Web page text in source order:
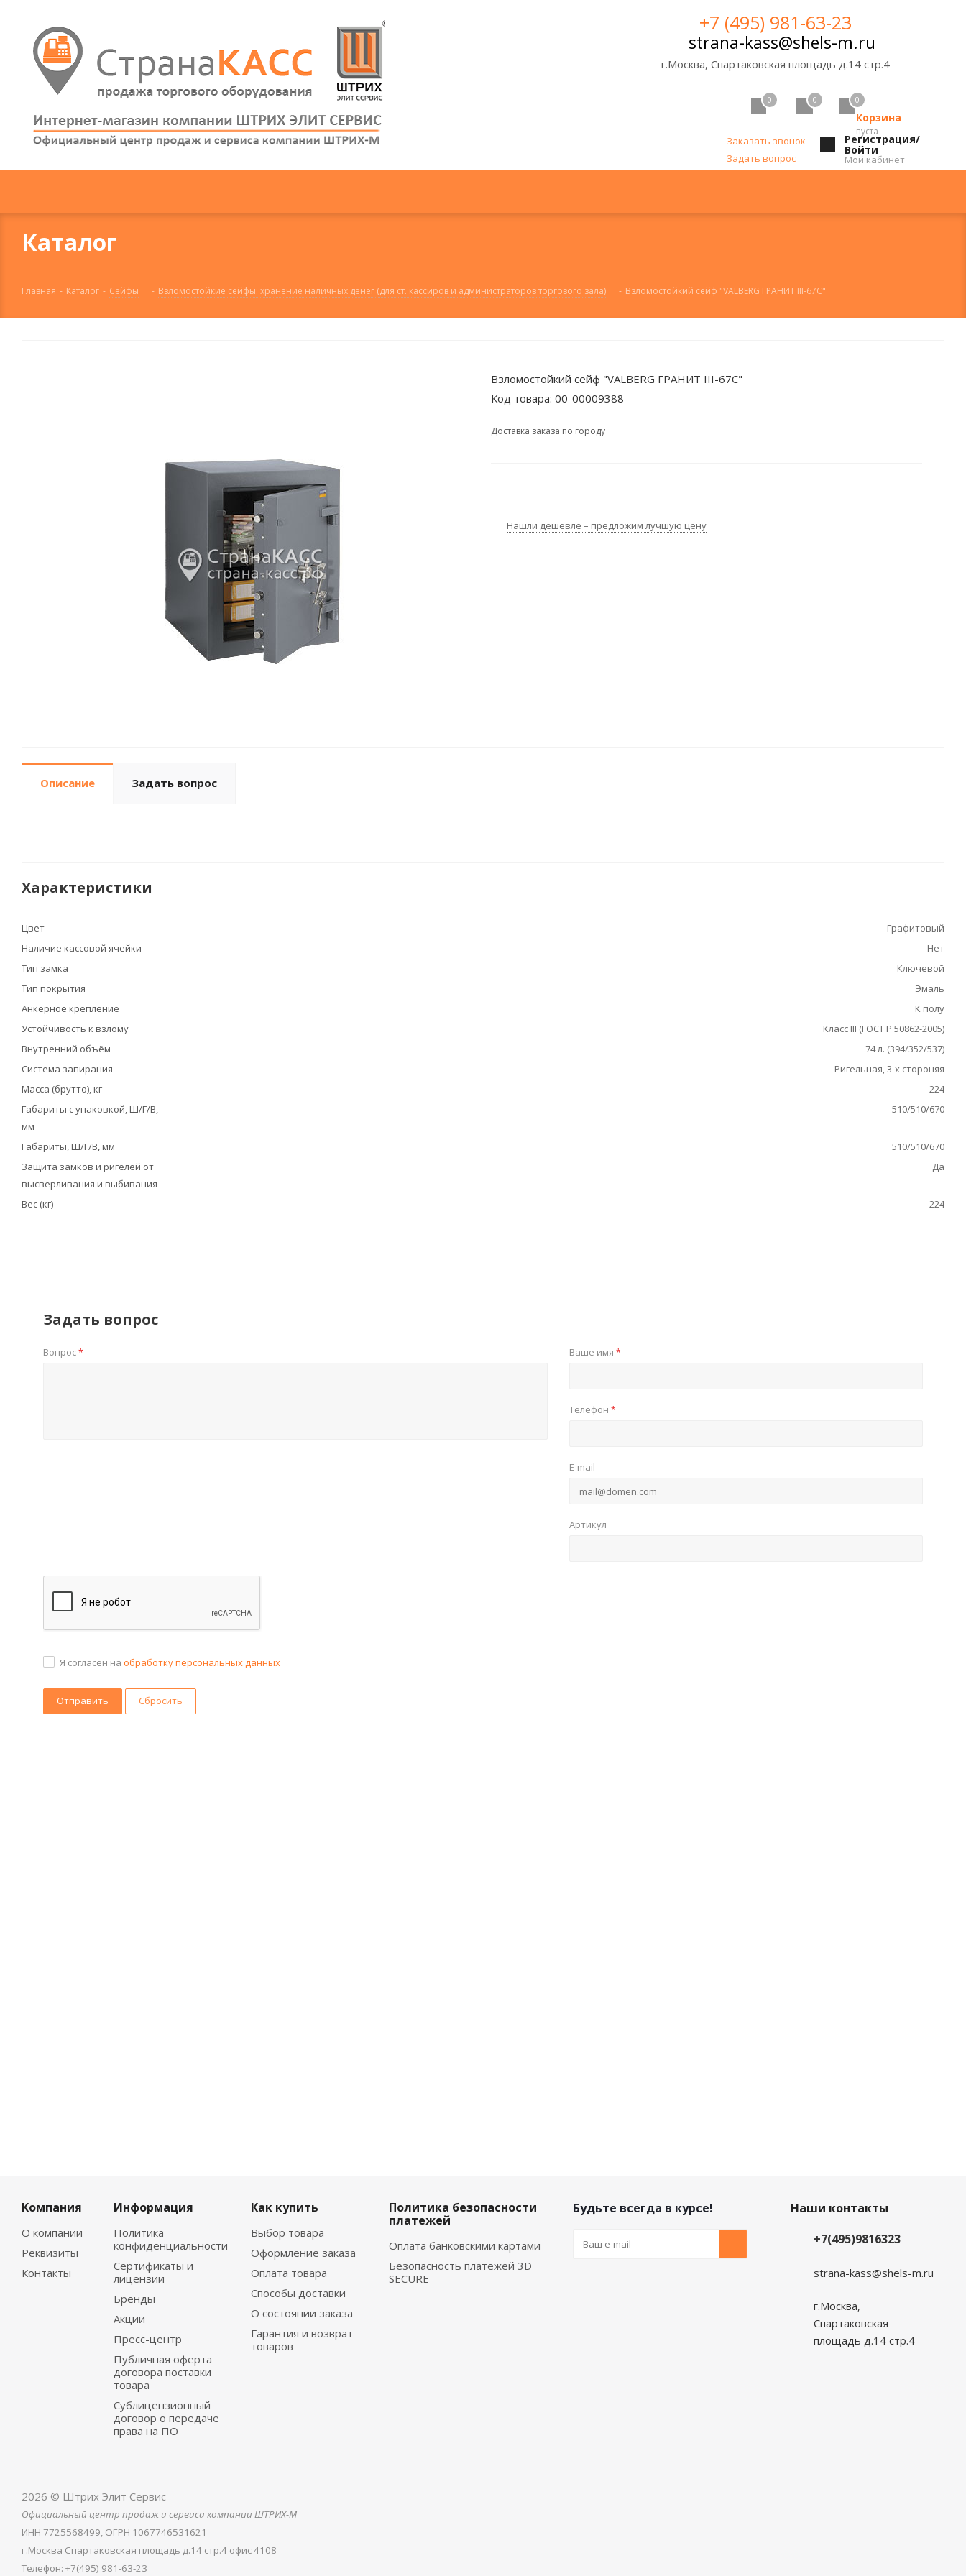
+7 (495) 981-63-23
strana-kass@shels-m.ru
г.Москва, Спартаковская площадь д.14 стр.4
0 0
Корзина
пуста
0
Регистрация/
Войти
Мой кабинет
Заказать звонок
Задать вопрос
Каталог
Главная - Каталог - Сейфы - Взломостойкие сейфы: хранение наличных денег (для ст. кассиров и администраторов торгового зала) - Взломостойкий сейф "VALBERG ГРАНИТ III-67C"
Взломостойкий сейф "VALBERG ГРАНИТ III-67C"
Код товара: 00-00009388
Доставка заказа по городу
Нашли дешевле – предложим лучшую цену
Описание Задать вопрос
Характеристики
Цвет
Графитовый
Наличие кассовой ячейки
Нет
Тип замка
Ключевой
Тип покрытия
Эмаль
Анкерное крепление
К полу
Устойчивость к взлому
Класс III (ГОСТ Р 50862-2005)
Внутренний объём
74 л. (394/352/537)
Система запирания
Ригельная, 3-х стороняя
Масса (брутто), кг
224
Габариты с упаковкой, Ш/Г/В,
мм
510/510/670
Габариты, Ш/Г/В, мм
510/510/670
Защита замков и ригелей от
высверливания и выбивания
Да
Вес (кг) 224
Задать вопрос
Вопрос* Ваше имя *
Телефон *
E-mail
Артикул
Я согласен на обработку персональных данных
Сбросить
Компания
О компании
Реквизиты
Контакты
Информация
Политика
конфиденциальности
Сертификаты и
лицензии
Бренды
Акции
Пресс-центр
Публичная оферта
договора поставки
товара
Сублицензионный
договор о передаче
права на ПО
Как купить
Выбор товара
Оформление заказа
Оплата товара
Способы доставки
О состоянии заказа
Гарантия и возврат
товаров
Политика безопасности
платежей
Оплата банковскими картами
Безопасность платежей 3D
SECURE
Будьте всегда в курсе!
Наши контакты
+7(495)9816323
strana-kass@shels-m.ru
г.Москва,
Спартаковская
площадь д.14 стр.4
2026 © Штрих Элит Сервис
Официальный центр продаж и сервиса компании ШТРИХ-М
ИНН 7725568499, ОГРН 1067746531621
г.Москва Спартаковская площадь д.14 стр.4 офис 4108
Телефон: +7(495) 981-63-23